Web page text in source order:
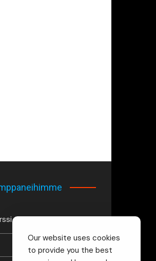
Our website uses cookies
to provide you the best